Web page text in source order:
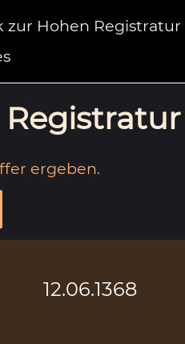
zur Hohen Registratur
ergeben.
12.06.1368